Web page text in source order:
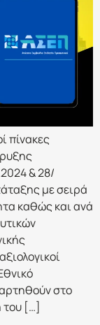
πίνακες
& 28/
με σειρά
καθώς και ανά
στο
του […]